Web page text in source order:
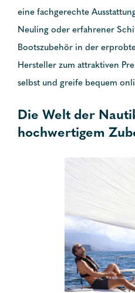
eine fachgerechte
Neuling oder erfahrener
Bootszubehör in der
Hersteller zum attraktiven
selbst und greife bequem
Die Welt der
hochwertigem